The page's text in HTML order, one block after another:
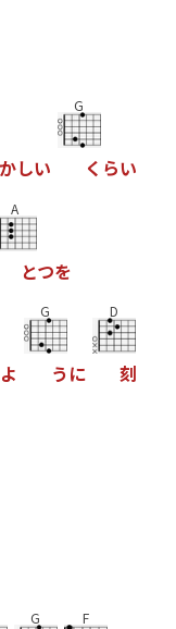
かしい
G
く らい
A
とつを
よ
G
う に
D
刻
G F